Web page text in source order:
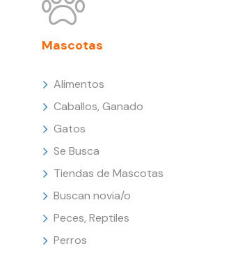
Mascotas
Alimentos
Caballos, Ganado
Gatos
Se Busca
Tiendas de Mascotas
Buscan novia/o
Peces, Reptiles
Perros